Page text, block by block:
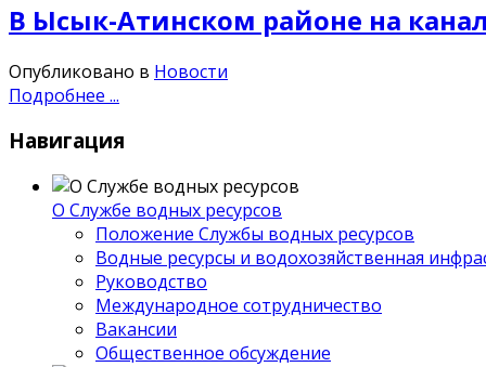
В Ысык-Атинском районе на
Опубликовано в Новости
Подробнее ...
Навигация
О Службе водных ресурсов
Положение Службы водных ресурсов
Водные ресурсы и водохозяйственная
Руководство
Международное сотрудничество
Вакансии
Общественное обсуждение